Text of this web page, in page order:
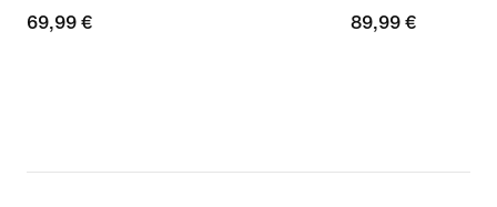
69,99 €
69,99 €
89,99 €
89,99 €